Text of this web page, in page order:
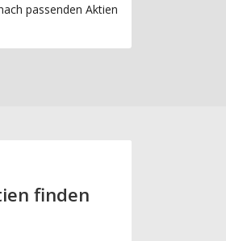
passenden Aktien
finden